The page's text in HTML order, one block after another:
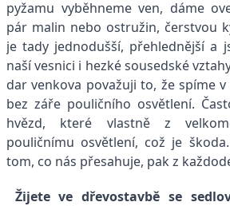
pyžamu vyběhneme ven, dáme
pár malin nebo ostružin, čerstvou
je tady jednodušší, přehlednější a
naší vesnici i hezké sousedské
dar venkova považuji to, že spíme
bez záře pouličního osvětlení.
hvězd, které vlastně z
pouličnímu osvětlení, což je
tom, co nás přesahuje, pak z
Žijete ve dřevostavbě se